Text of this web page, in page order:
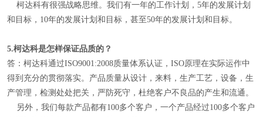
柯达科有很强战略思维。我们有一年的工作计划，5年的发展计划
和目标，10年的发展计划和目标，甚至50年的发展计划和目标。
5.柯达科是怎样保证品质的？
答：柯达科通过ISO9001:2008质量体系认证，ISO原理在实际运作中
得到充分的贯彻落实。产品质量从设计，来料，生产工艺，设备，生
产管理，检测处处把关，严防死守，杜绝客户不良品的产生和流通。
另外，我们每款产品都有100多个客户，一个产品经过100多个客户